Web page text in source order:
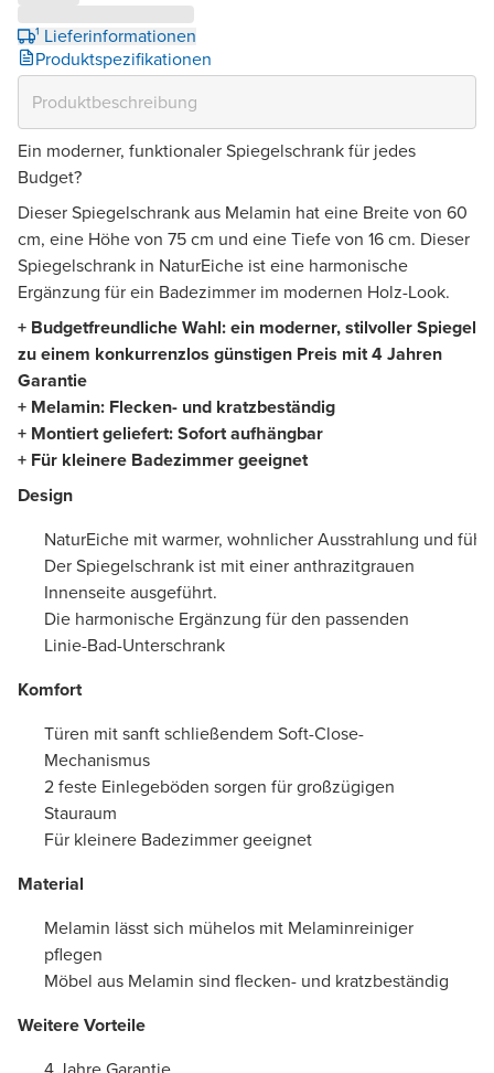
¹ Lieferinformationen
Produktspezifikationen
Ein moderner, funktionaler Spiegelschrank für jedes
Budget?
Dieser Spiegelschrank aus Melamin hat eine Breite von 60
cm, eine Höhe von 75 cm und eine Tiefe von 16 cm. Dieser
Spiegelschrank in NaturEiche ist eine harmonische
Ergänzung für ein Badezimmer im modernen Holz-Look.
+ Budgetfreundliche Wahl: ein moderner, stilvoller Spiegel
zu einem konkurrenzlos günstigen Preis mit 4 Jahren
Garantie
+ Melamin: Flecken- und kratzbeständig
+ Montiert geliefert: Sofort aufhängbar
+ Für kleinere Badezimmer geeignet
Design
NaturEiche mit warmer, wohnlicher Ausstrahlung und
Der Spiegelschrank ist mit einer anthrazitgrauen
Innenseite ausgeführt.
Die harmonische Ergänzung für den passenden
Linie-Bad-Unterschrank
Komfort
Türen mit sanft schließendem Soft-Close-
Mechanismus
2 feste Einlegeböden sorgen für großzügigen
Stauraum
Für kleinere Badezimmer geeignet
Material
Melamin lässt sich mühelos mit Melaminreiniger
pflegen
Möbel aus Melamin sind flecken- und kratzbeständig
Weitere Vorteile